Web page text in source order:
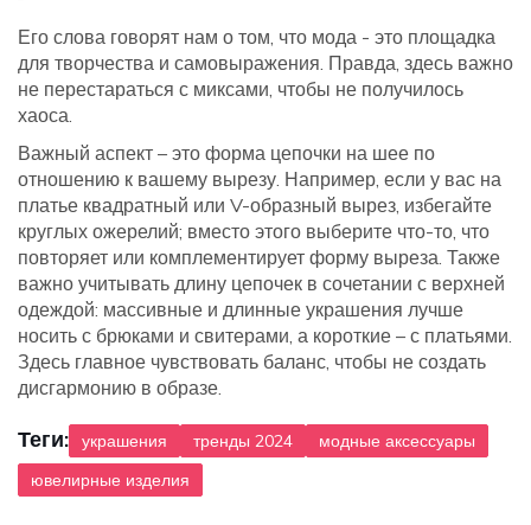
Его слова говорят нам о том, что мода - это площадка
для творчества и самовыражения. Правда, здесь важно
не перестараться с миксами, чтобы не получилось
хаоса.
Важный аспект – это форма цепочки на шее по
отношению к вашему вырезу. Например, если у вас на
платье квадратный или V-образный вырез, избегайте
круглых ожерелий; вместо этого выберите что-то, что
повторяет или комплементирует форму выреза. Также
важно учитывать длину цепочек в сочетании с верхней
одеждой: массивные и длинные украшения лучше
носить с брюками и свитерами, а короткие – с платьями.
Здесь главное чувствовать баланс, чтобы не создать
дисгармонию в образе.
Теги: украшения тренды 2024
модные аксессуары
ювелирные изделия